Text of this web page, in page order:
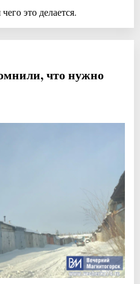
это делается.
что нужно